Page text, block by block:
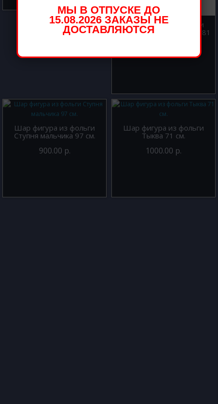
Шар фигура из фольги
Динозавр Трицератопс 81
Шар фигура из фольги
Ступня мальчика 97 см.
900.00 р.
Шар фигура из фольги
Тыква 71 см.
1000.00 р.
МЫ В ОТПУСКЕ ДО
15.08.2026 ЗАКАЗЫ НЕ
ДОСТАВЛЯЮТСЯ